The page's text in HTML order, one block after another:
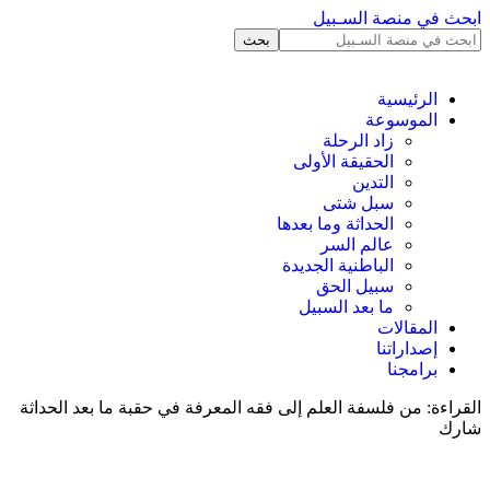
ابحث في منصة السـبيل
الرئيسية
الموسوعة
زاد الرحلة
الحقيقة الأولى
التدين
سبل شتى
الحداثة وما بعدها
عالم السر
الباطنية الجديدة
سبيل الحق
ما بعد السبيل
المقالات
إصداراتنا
برامجنا
القراءة: من فلسفة العلم إلى فقه المعرفة في حقبة ما بعد الحداثة
شارك